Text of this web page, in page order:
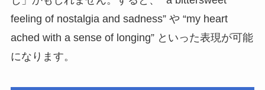
feeling of nostalgia and sadness” や “my heart
ached with a sense of longing” といった表現が可能
になります。